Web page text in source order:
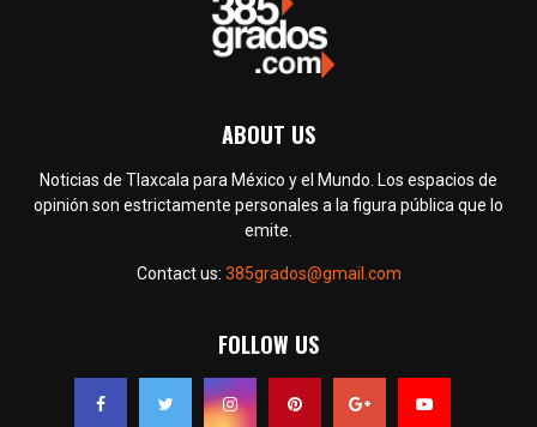
ABOUT US
Noticias de Tlaxcala para México y el Mundo. Los espacios de
opinión son estrictamente personales a la figura pública que lo
emite.
Contact us: 385grados@gmail.com
FOLLOW US